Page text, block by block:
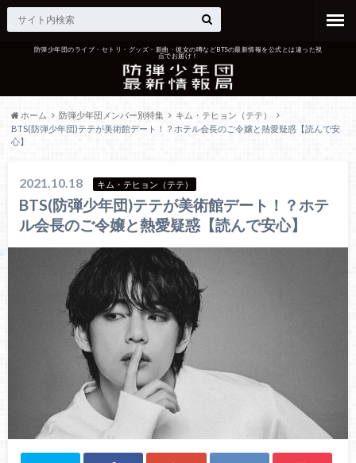
防弾少年団のライブ・セトリ・グッズ・新曲・彼女の噂などBTSの最新情報を公式とは違った視
点でお届け！
ホーム 防弾少年団メンバー別特集
キム・テヒョン（テテ）
BTS(防弾少年団)テテが美術館デート！？ホテル会長のご令嬢と熱愛疑惑【読んで安
心】
2021.10.18 キム・テヒョン（テテ）
BTS(防弾少年団)テテが美術館デート！？ホテ
ル会長のご令嬢と熱愛疑惑【読んで安心】